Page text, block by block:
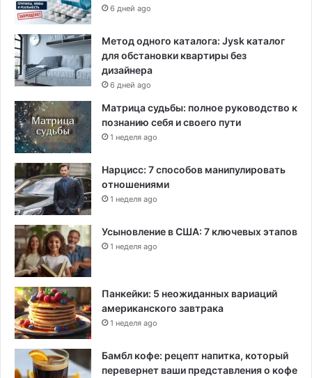
6 дней ago
Метод одного каталога: Jysk каталог
для обстановки квартиры без
дизайнера
6 дней ago
Матрица судьбы: полное руководство к
познанию себя и своего пути
1 неделя ago
Нарцисс: 7 способов манипулировать
отношениями
1 неделя ago
Усыновление в США: 7 ключевых этапов
1 неделя ago
Панкейки: 5 неожиданных вариаций
американского завтрака
1 неделя ago
Бамбл кофе: рецепт напитка, который
перевернет ваши представления о кофе